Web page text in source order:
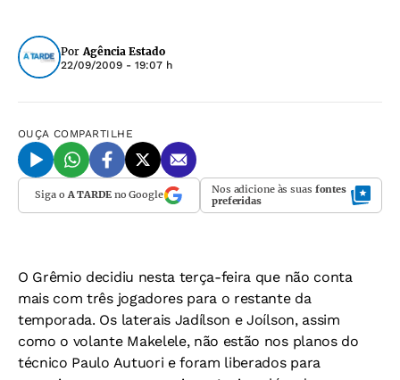
Por Agência Estado
22/09/2009 - 19:07 h
OUÇA COMPARTILHE
Siga oA TARDEno Google Nos adicione às suas fontes
preferidas
O Grêmio decidiu nesta terça-feira que não conta
mais com três jogadores para o restante da
temporada. Os laterais Jadílson e Joílson, assim
como o volante Makelele, não estão nos planos do
técnico Paulo Autuori e foram liberados para